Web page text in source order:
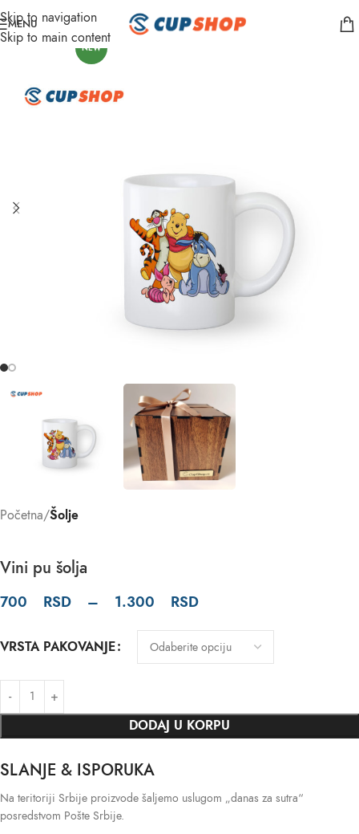
Skip to navigation
Skip to main content
MENU
NEW
Početna Šolje
Vini pu šolja
700 RSD – 1.300 RSD
VRSTA PAKOVANJE
DODAJ U KORPU
SLANJE & ISPORUKA
Na teritoriji Srbije proizvode šaljemo uslugom „danas za sutra“
posredstvom Pošte Srbije.